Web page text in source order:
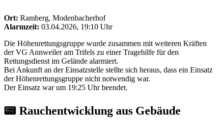
Ort: Ramberg, Modenbacherhof
Alarmzeit: 03.04.2026, 19:10 Uhr
Die Höhenrettungsgruppe wurde zusammen mit weiteren Kräften
der VG Annweiler am Trifels zu einer Tragehilfe für den
Rettungsdienst im Gelände alarmiert.
Bei Ankunft an der Einsatzstelle stellte sich heraus, dass ein Einsatz
der Höhenrettungsgruppe nicht notwendig war.
Der Einsatz war um 19:25 Uhr beendet.
📟 Rauchentwicklung aus Gebäude